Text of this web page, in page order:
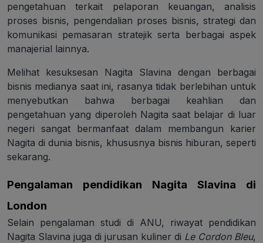
pengetahuan terkait pelaporan keuangan, analisis
proses bisnis, pengendalian proses bisnis, strategi dan
komunikasi pemasaran stratejik serta berbagai aspek
manajerial lainnya.
Melihat kesuksesan Nagita Slavina dengan berbagai
bisnis medianya saat ini, rasanya tidak berlebihan untuk
menyebutkan bahwa berbagai keahlian dan
pengetahuan yang diperoleh Nagita saat belajar di luar
negeri sangat bermanfaat dalam membangun karier
Nagita di dunia bisnis, khususnya bisnis hiburan, seperti
sekarang.
Pengalaman pendidikan Nagita Slavina di
London
Selain pengalaman studi di ANU, riwayat pendidikan
Nagita Slavina juga di jurusan kuliner di Le Cordon Bleu,